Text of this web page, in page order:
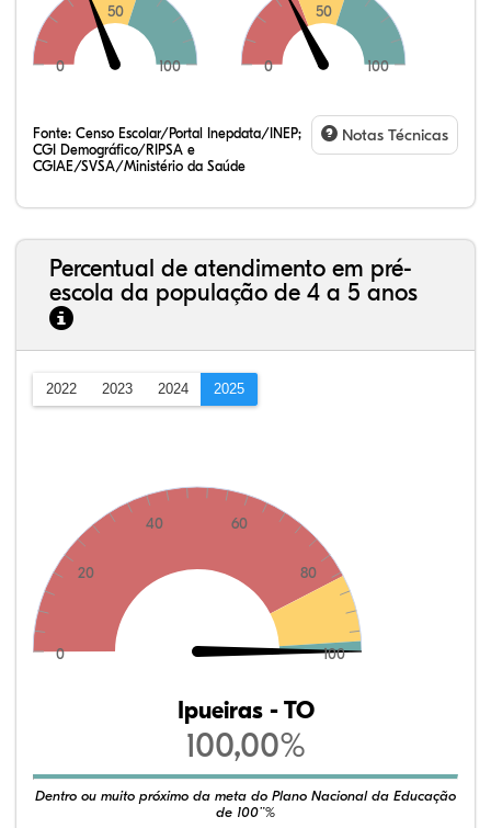
0
50
100 0
50
100
Fonte: Censo Escolar/Portal Inepdata/INEP;
CGI Demográfico/RIPSA e
CGIAE/SVSA/Ministério da Saúde
Notas Técnicas
Percentual de atendimento em pré-
escola da população de 4 a 5 anos
2022 2023 2024 2025
0
20
40 60
80
100
Ipueiras - TO
100,00%
Dentro ou muito próximo da meta do Plano Nacional da Educação
de 100¨%